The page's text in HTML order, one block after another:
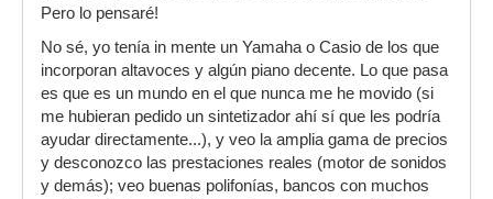
Pero lo pensaré!
No sé, yo tenía in mente un Yamaha o Casio de los que
incorporan altavoces y algún piano decente. Lo que pasa
es que es un mundo en el que nunca me he movido (si
me hubieran pedido un sintetizador ahí sí que les podría
ayudar directamente...), y veo la amplia gama de precios
y desconozco las prestaciones reales (motor de sonidos
y demás); veo buenas polifonías, bancos con muchos